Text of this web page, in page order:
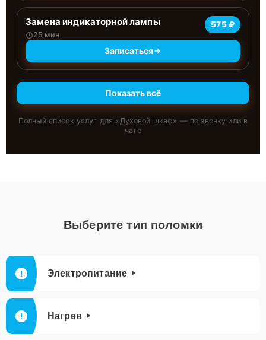
Замена индикаторной лампы
25 мин
575 ₽
Записаться
Показать всё
Полный список услуг для «Духовой шкаф» — по звонку или в
чате
Выберите тип поломки
Электропитание
Нагрев